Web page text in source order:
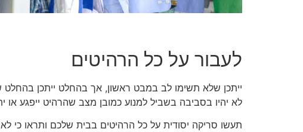
לעבור על כל הרהיטים
ייתכן שלא תשימו לב במבט ראשון, אך בהחלט ייתכן בהחלט
לא יהיו בסביבה בשביל למנוע כמובן מצב שהרהיט ייפגע או
תעשו סריקה יסודית על כל הרהיטים בבית שלכם ותראו כי